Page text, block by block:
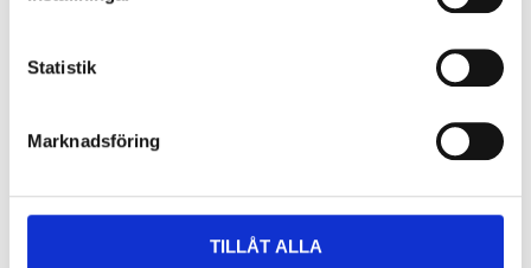
Statistik
Marknadsföring
TILLÅT ALLA
Pay & Collect in your local store within 2 hours! For more information
Other customers also bought